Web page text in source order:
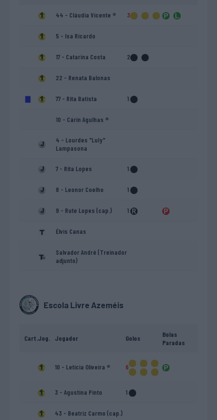
44 - Cláudia Vicente ® 3
5 - Isa Ricardo
17 - Catarina Costa 2
22 - Renata Balonas
77 - Rita Batista 1
10 - Cárin Agulhas ®
4 - Lourdes "Luly"
Lampasona
7 - Rita Lopes 1
8 - Leonor Coelho 1
9 - Rute Lopes (cap.) 1
Élvis Canas
Salvador André (Treinador
adjunto)
Escola Livre Azeméis
Cart.Jog. Jogador Golos
Bolas
Paradas
10 - Letícia Oliveira ® 6
3 - Agustina Pinto 1
43 - Beatriz Carmo (cap.)